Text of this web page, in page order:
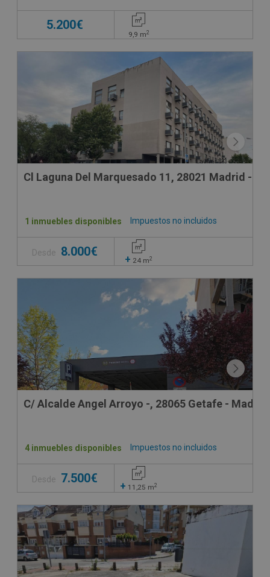
5.200€
9,9 m2
Cl Laguna Del Marquesado 11, 28021 Madrid -
Impuestos no incluidos
1 inmuebles disponibles
Desde 8.000€
+ 24 m2
C/ Alcalde Angel Arroyo -, 28065 Getafe - Madrid
Impuestos no incluidos
4 inmuebles disponibles
Desde 7.500€
+ 11,25 m2
CONDICIONES ESPECIALES